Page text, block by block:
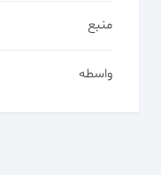
منبع
واسطه